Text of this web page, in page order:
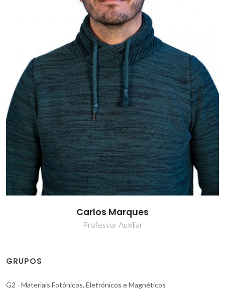
Carlos Marques
Professor Auxiliar
GRUPOS
G2 - Materiais Fotónicos, Eletrónicos e Magnéticos